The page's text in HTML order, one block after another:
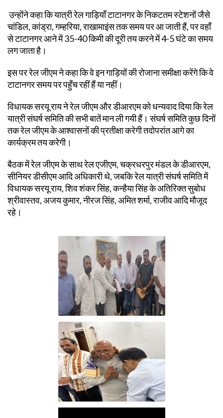
उन्होंने कहा कि यात्री रेल गाड़ियाँ टाटानगर के निकटतम स्टेशनों जैसे
चांडिल, कांड्रा, गम्हरिया, राखामाइंस तक समय पर आ जाती हैं, पर वहाँ
से टाटानगर आने में 35-40 किमी की दूरी तय करने में 4-5 घंटे का समय
लग जाता है।
इस पर रेल जीएम ने कहा कि वे इन गाड़ियों की रोजाना समीक्षा करेंगे कि वे
टाटानगर समय पर पहुँच रहीं हैं या नहीं।
विधायक सरयू राय ने रेल जीएम और डीआरएम को धन्यवाद दिया कि रेल
यात्री संघर्ष समिति की सभी बातें मान ली गयी हैं। संघर्ष समिति कुछ दिनों
तक रेल जीएम के आश्वासनों की प्रतीक्षा करेगी तदोपरांत आगे का
कार्यक्रम तय करेगी।
बैठक में रेल जीएम के साथ रेल एजीएम, चक्रधरपुर मंडल के डीआरएम,
सीनियर डीसीएम आदि अधिकारी थे, जबकि रेल यात्री संघर्ष समिति में
विधायक सरयू राय, शिव शंकर सिंह, कन्हैया सिंह के अतिरिक्त सुबोध
श्रीवास्तव, अजय कुमार, नीरज सिंह, अमित शर्मा, राजीव आदि मौजूद
रहे।